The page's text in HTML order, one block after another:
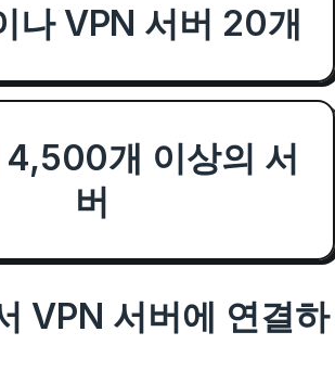
나 VPN 서버 20개
4,500개 이상의 서
버
VPN 서버에 연결하